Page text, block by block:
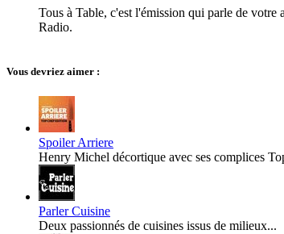
Tous à Table, c'est l'émission qui parle de
Radio.
Vous devriez aimer :
Spoiler Arriere
Henry Michel décortique avec ses complices
Parler Cuisine
Deux passionnés de cuisines issus de milieux...